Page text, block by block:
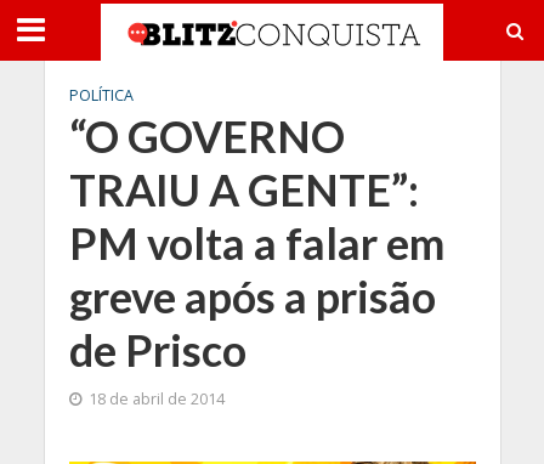
POLÍTICA
“O GOVERNO
TRAIU A GENTE”:
PM volta a falar em
greve após a prisão
de Prisco
18 de abril de 2014